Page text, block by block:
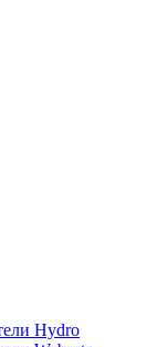
Hydro